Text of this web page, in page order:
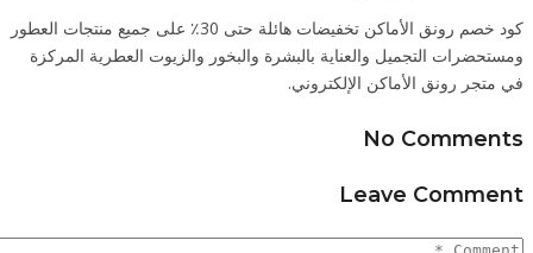
على جميع منتجات العطور